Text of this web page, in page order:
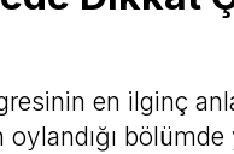
en ilginç
bölümde